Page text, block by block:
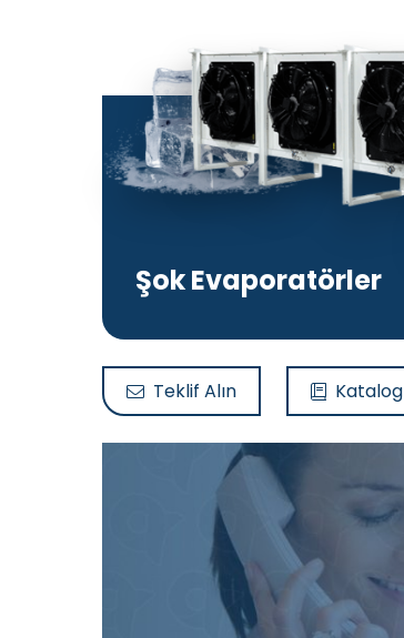
Şok Evaporatörler
Teklif Alın Katalog